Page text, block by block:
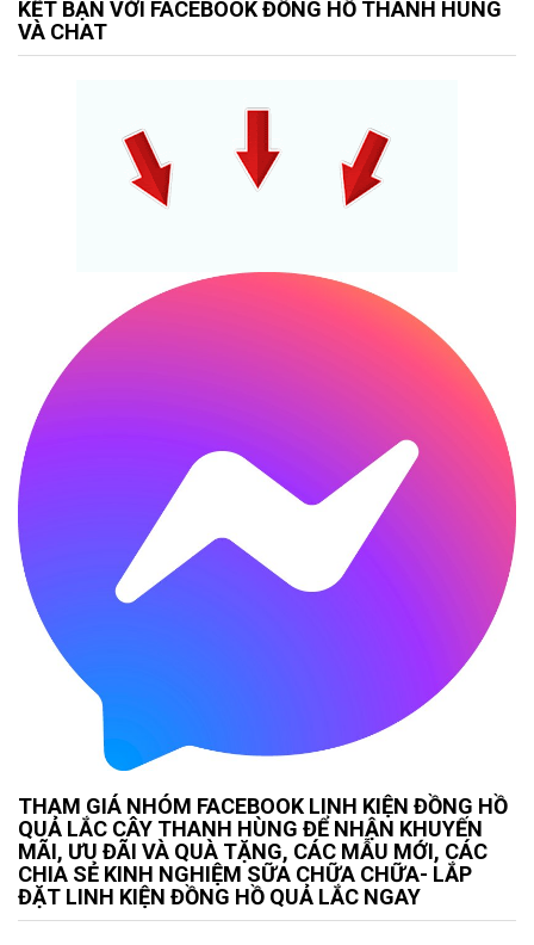
KẾT BẠN VỚI FACEBOOK ĐỒNG HỒ THANH HÙNG
VÀ CHAT
THAM GIÁ NHÓM FACEBOOK LINH KIỆN ĐỒNG HỒ
QUẢ LẮC CÂY THANH HÙNG ĐỂ NHẬN KHUYẾN
MÃI, ƯU ĐÃI VÀ QUÀ TẶNG, CÁC MẪU MỚI, CÁC
CHIA SẺ KINH NGHIỆM SỮA CHỮA CHỮA- LẮP
ĐẶT LINH KIỆN ĐỒNG HỒ QUẢ LẮC NGAY